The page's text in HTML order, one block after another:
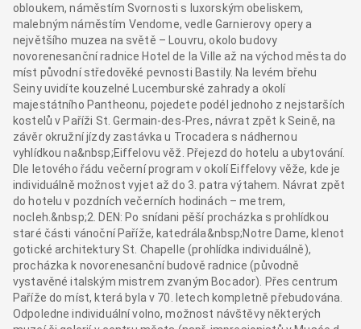
obloukem, náměstím Svornosti s luxorským obeliskem,
malebným náměstím Vendome, vedle Garnierovy opery a
největšího muzea na světě – Louvru, okolo budovy
novorenesanční radnice Hotel de la Ville až na východ města do
míst původní středověké pevnosti Bastily. Na levém břehu
Seiny uvidíte kouzelné Lucemburské zahrady a okolí
majestátního Pantheonu, pojedete podél jednoho z nejstarších
kostelů v Paříži St. Germain-des-Pres, návrat zpět k Seině, na
závěr okružní jízdy zastávka u Trocadera s nádhernou
vyhlídkou na&nbsp;Eiffelovu věž. Přejezd do hotelu a ubytování.
Dle letového řádu večerní program v okolí Eiffelovy věže, kde je
individuálně možnost vyjet až do 3. patra výtahem. Návrat zpět
do hotelu v pozdních večerních hodinách – metrem,
nocleh.&nbsp;2. DEN: Po snídani pěší procházka s prohlídkou
staré části vánoční Paříže, katedrála&nbsp;Notre Dame, klenot
gotické architektury St. Chapelle (prohlídka individuálně),
procházka k novorenesanční budově radnice (původně
vystavěné italským mistrem zvaným Bocador). Přes centrum
Paříže do míst, která byla v 70. letech kompletně přebudována.
Odpoledne individuální volno, možnost návštěvy některých